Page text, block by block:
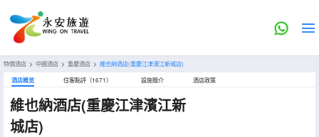
特價酒店 > 中國酒店 > 重慶酒店 > 維也納酒店(重慶江津濱江新城店)
酒店概览 住客點評（1671） 設施簡介 酒店政策
維也納酒店(重慶江津濱江新
城店)